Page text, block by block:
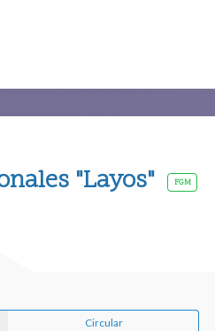
"Layos" FGM
Circular